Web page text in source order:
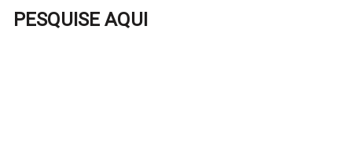
PESQUISE AQUI